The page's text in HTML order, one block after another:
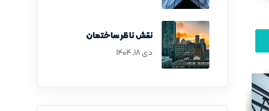
نقش ناظر ساختمان
دی ۱۸, ۱۴۰۴